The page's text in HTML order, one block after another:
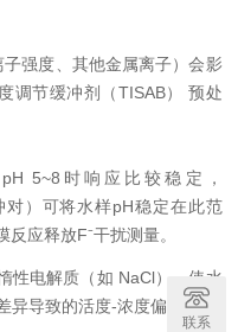
强度、其他金属离子）会影
调节缓冲剂（TISAB） 预处
5~8时响应比较稳定
，
）可将水样pH稳定在此范
应释放F⁻干扰测量。
性电解质（如 NaCl），使水
异导致的活度-浓度偏差。
联系